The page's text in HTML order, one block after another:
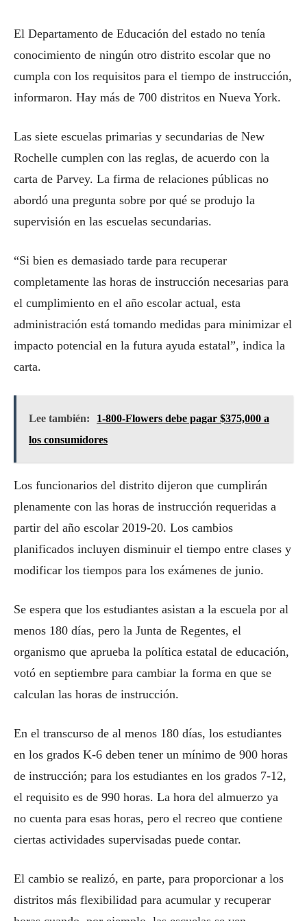
El Departamento de Educación del estado no tenía
conocimiento de ningún otro distrito escolar que no
cumpla con los requisitos para el tiempo de instrucción,
informaron. Hay más de 700 distritos en Nueva York.
Las siete escuelas primarias y secundarias de New
Rochelle cumplen con las reglas, de acuerdo con la
carta de Parvey. La firma de relaciones públicas no
abordó una pregunta sobre por qué se produjo la
supervisión en las escuelas secundarias.
“Si bien es demasiado tarde para recuperar
completamente las horas de instrucción necesarias para
el cumplimiento en el año escolar actual, esta
administración está tomando medidas para minimizar el
impacto potencial en la futura ayuda estatal”, indica la
carta.
Lee también:
1-800-Flowers debe pagar $375,000 a
los consumidores
Los funcionarios del distrito dijeron que cumplirán
plenamente con las horas de instrucción requeridas a
partir del año escolar 2019-20. Los cambios
planificados incluyen disminuir el tiempo entre clases y
modificar los tiempos para los exámenes de junio.
Se espera que los estudiantes asistan a la escuela por al
menos 180 días, pero la Junta de Regentes, el
organismo que aprueba la política estatal de educación,
votó en septiembre para cambiar la forma en que se
calculan las horas de instrucción.
En el transcurso de al menos 180 días, los estudiantes
en los grados K-6 deben tener un mínimo de 900 horas
de instrucción; para los estudiantes en los grados 7-12,
el requisito es de 990 horas. La hora del almuerzo ya
no cuenta para esas horas, pero el recreo que contiene
ciertas actividades supervisadas puede contar.
El cambio se realizó, en parte, para proporcionar a los
distritos más flexibilidad para acumular y recuperar